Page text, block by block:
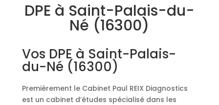
DPE à Saint-Palais-du-
Né (16300)
Vos DPE à Saint-Palais-
du-Né (16300)
Premièrement le Cabinet Paul REIX Diagnostics
est un cabinet d’études spécialisé dans les